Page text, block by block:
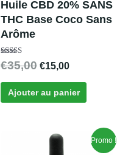
Huile CBD 20% SANS
THC Base Coco Sans
Arôme
Note
4.80
€35,00 €15,00
Ajouter au panier
Promo !
Le